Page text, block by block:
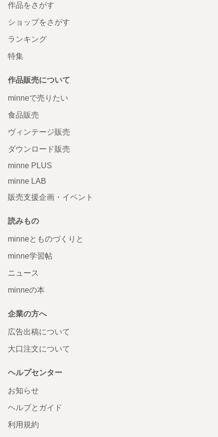
作品をさがす
ショップをさがす
ランキング
特集
作品販売について
minneで売りたい
食品販売
ヴィンテージ販売
ダウンロード販売
minne PLUS
minne LAB
販売支援企画・イベント
読みもの
minneとものづくりと
minne学習帖
ニュース
minneの本
企業の方へ
広告出稿について
大口注文について
ヘルプセンター
お知らせ
ヘルプとガイド
利用規約